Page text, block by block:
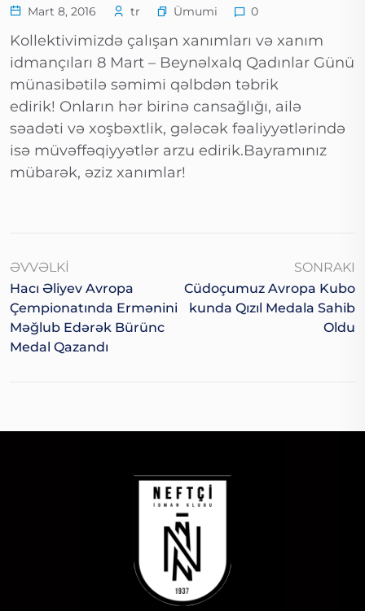
Mart 8, 2016 tr Ümumi 0
Kollektivimizdə çalışan xanımları və xanım
idmançıları 8 Mart – Beynəlxalq Qadınlar Günü
münasibətilə səmimi qəlbdən təbrik
edirik! Onların hər birinə cansağlığı, ailə
səadəti və xoşbəxtlik, gələcək fəaliyyətlərində
isə müvəffəqiyyətlər arzu edirik.Bayramınız
mübarək, əziz xanımlar!
ƏVVƏLKI
Hacı Əliyev Avropa
Çempionatında Ermənini
Məğlub Edərək Bürünc
Medal Qazandı
SONRAKI
Cüdoçumuz Avropa Kubo
Kunda Qızıl Medala Sahib
Oldu